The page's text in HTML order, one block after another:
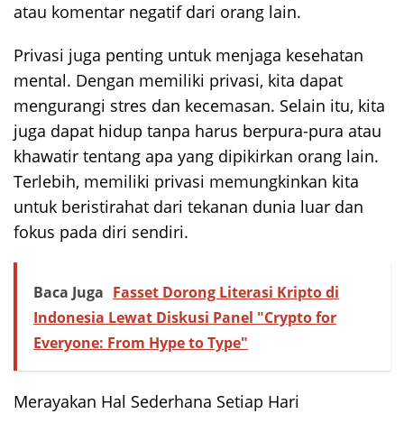
atau komentar negatif dari orang lain.
Privasi juga penting untuk menjaga kesehatan
mental. Dengan memiliki privasi, kita dapat
mengurangi stres dan kecemasan. Selain itu, kita
juga dapat hidup tanpa harus berpura-pura atau
khawatir tentang apa yang dipikirkan orang lain.
Terlebih, memiliki privasi memungkinkan kita
untuk beristirahat dari tekanan dunia luar dan
fokus pada diri sendiri.
Baca Juga Fasset Dorong Literasi Kripto di
Indonesia Lewat Diskusi Panel "Crypto for
Everyone: From Hype to Type"
Merayakan Hal Sederhana Setiap Hari